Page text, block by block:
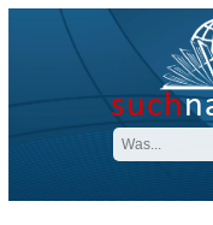
such